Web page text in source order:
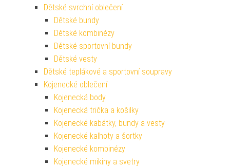
Dětské svrchní oblečení
Dětské bundy
Dětské kombinézy
Dětské sportovní bundy
Dětské vesty
Dětské teplákové a sportovní soupravy
Kojenecké oblečení
Kojenecká body
Kojenecká trička a košilky
Kojenecké kabátky, bundy a vesty
Kojenecké kalhoty a šortky
Kojenecké kombinézy
Kojenecké mikiny a svetry